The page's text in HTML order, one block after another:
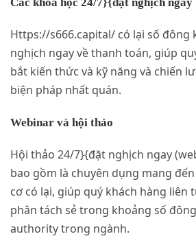
Https://s666.capital/ có lại số đông
nghịch ngay về thanh toán, giúp
bắt kiến thức và kỹ năng và chiến
biện pháp nhất quán.
Webinar và hội thảo
Hội thảo 24/7}{đặt nghịch ngay
bao gồm là chuyên dụng mang
cơ có lại, giúp quý khách hàng liên
phân tách sẻ trong khoảng số
authority trong ngành.